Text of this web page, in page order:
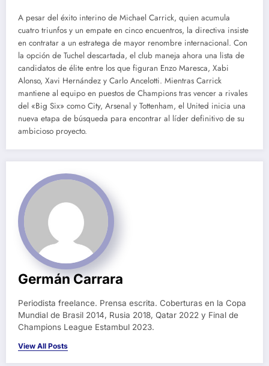
A pesar del éxito interino de Michael Carrick, quien acumula
cuatro triunfos y un empate en cinco encuentros, la directiva insiste
en contratar a un estratega de mayor renombre internacional. Con
la opción de Tuchel descartada, el club maneja ahora una lista de
candidatos de élite entre los que figuran Enzo Maresca, Xabi
Alonso, Xavi Hernández y Carlo Ancelotti. Mientras Carrick
mantiene al equipo en puestos de Champions tras vencer a rivales
del «Big Six» como City, Arsenal y Tottenham, el United inicia una
nueva etapa de búsqueda para encontrar al líder definitivo de su
ambicioso proyecto.
Germán Carrara
Periodista freelance. Prensa escrita. Coberturas en la Copa
Mundial de Brasil 2014, Rusia 2018, Qatar 2022 y Final de
Champions League Estambul 2023.
View All Posts